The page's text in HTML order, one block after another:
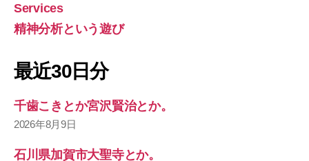
Services
精神分析という遊び
最近30日分
千歯こきとか宮沢賢治とか。
2026年8月9日
石川県加賀市大聖寺とか。